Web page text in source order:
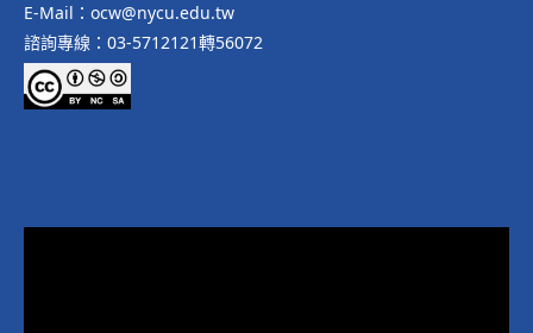
E-Mail：ocw@nycu.edu.tw
諮詢專線：03-5712121轉56072